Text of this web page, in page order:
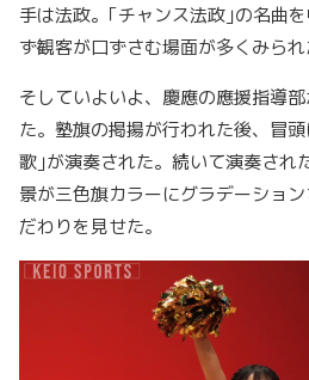
手は法政。｢チャンス法政｣の名曲
ず観客が口ずさむ場面が多くみられ
そしていよいよ、慶應の應援指導部
た。塾旗の掲揚が行われた後、冒
歌｣が演奏された。続いて演奏され
景が三色旗カラーにグラデーショ
だわりを見せた。